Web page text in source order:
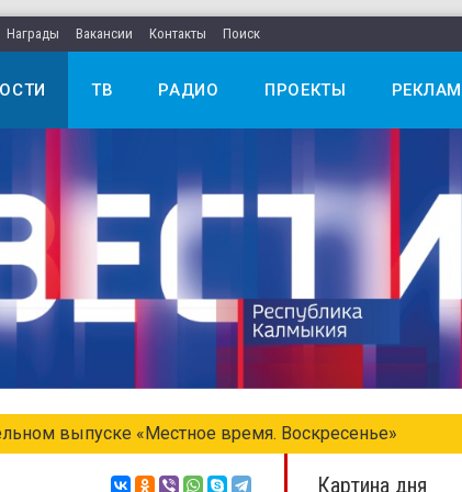
Награды Вакансии Контакты Поиск
ТВ РАДИО ПРОЕКТЫ
выпуске «Местное время. Воскресенье»
Картина дня